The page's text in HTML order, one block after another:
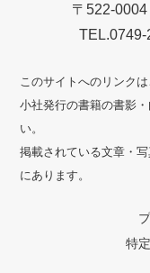
〒522-
TEL.0749-
このサイトへのリンク
小社発行の書籍の書影
い。
掲載されている文章・
にあります。
特